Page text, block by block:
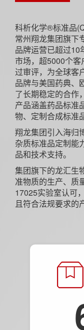
科析化学®标准品
常州翔龙集团旗下
品牌运营已超过10
市场，超5000个
过审评，为全球客
品牌与美国药典、
了长期稳定的合作
产品涵盖药品标准
物、定制合成标准
翔龙集团引入海归
杂质标准品定制能
品和技术支持。
集团旗下的龙汇生
准物质的生产、质
17025实验室认可
且符合法规要求的